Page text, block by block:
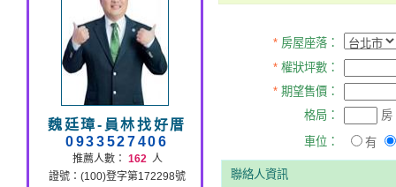
魏廷璋-員林找好厝
0933527406
推薦人數： 162 人
證號：(100)登字第172298號
* 房屋座落：
* 權狀坪數：
* 期望售價：
格局：
房
車位：
有
聯絡人資訊